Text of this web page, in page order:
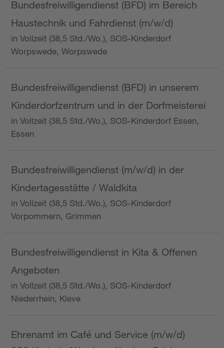
Bundesfreiwilligendienst (BFD) im Bereich
Haustechnik und Fahrdienst (m/w/d)
in Vollzeit (38,5 Std./Wo.), SOS-Kinderdorf
Worpswede, Worpswede
Bundesfreiwilligendienst (BFD) in unserem
Kinderdorfzentrum und in der Dorfmeisterei
in Vollzeit (38,5 Std./Wo.), SOS-Kinderdorf Essen,
Essen
Bundesfreiwilligendienst (m/w/d) in der
Kindertagesstätte / Waldkita
in Vollzeit (38,5 Std./Wo.), SOS-Kinderdorf
Vorpommern, Grimmen
Bundesfreiwilligendienst in Kita & Offenen
Angeboten
in Vollzeit (38,5 Std./Wo.), SOS-Kinderdorf
Niederrhein, Kleve
Ehrenamt im Café und Service (m/w/d)